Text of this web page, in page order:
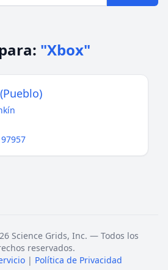
"Xbox"
97957
Science Grids, Inc. — Todos los
reservados.
| Política de Privacidad